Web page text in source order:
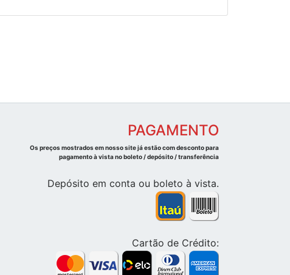
PAGAMENTO
Os preços mostrados em nosso site já estão com desconto para
pagamento à vista no boleto / depósito / transferência
Depósito em conta ou boleto à vista.
Cartão de Crédito: